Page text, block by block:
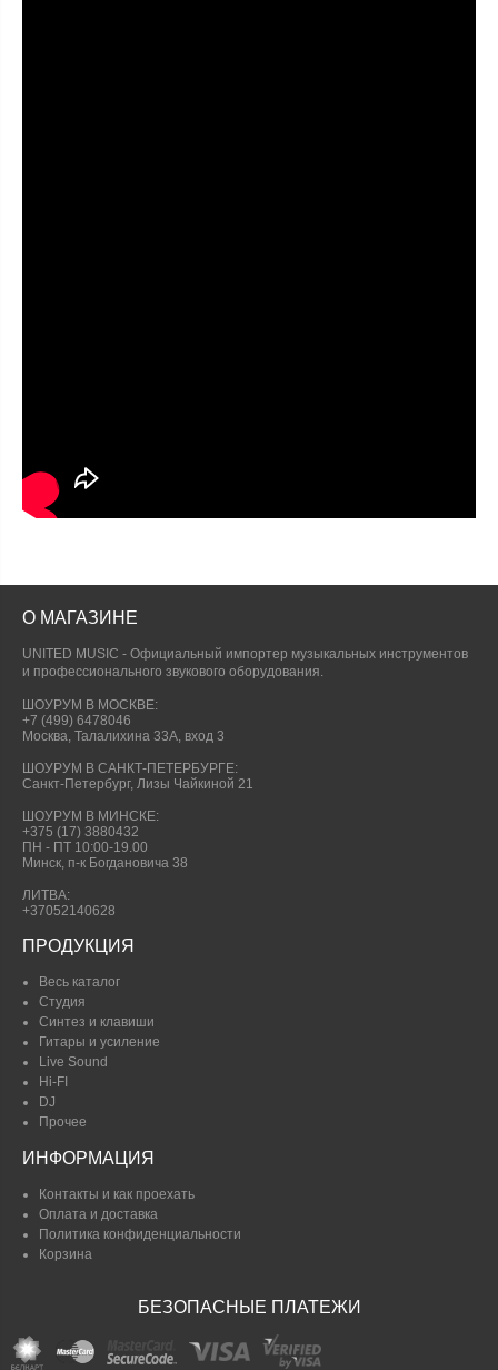
О МАГАЗИНЕ
UNITED MUSIC - Официальный импортер музыкальных инструментов
и профессионального звукового оборудования.
ШОУРУМ В МОСКВЕ:
+7 (499) 6478046
Москва, Талалихина 33А, вход 3
ШОУРУМ В САНКТ-ПЕТЕРБУРГЕ:
Санкт-Петербург, Лизы Чайкиной 21
ШОУРУМ В МИНСКЕ:
+375 (17) 3880432
ПН - ПТ 10:00-19.00
Минск, п-к Богдановича 38
ЛИТВА:
+37052140628
ПРОДУКЦИЯ
Весь каталог
Студия
Синтез и клавиши
Гитары и усиление
Live Sound
Hi-FI
DJ
Прочее
ИНФОРМАЦИЯ
Контакты и как проехать
Оплата и доставка
Политика конфиденциальности
Корзина
БЕЗОПАСНЫЕ ПЛАТЕЖИ